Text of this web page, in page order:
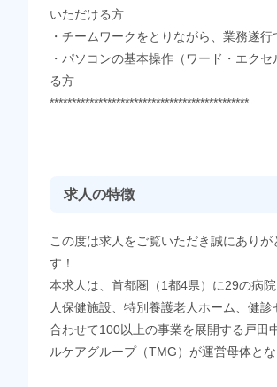
いただける方
・チームワークをとりながら、業務遂行
・パソコンの基本操作（ワード・エク
る方
*********************************************
求人の特徴
この度は求人をご覧いただき誠にありが
す！
本求人は、首都圏（1都4県）に29の病
人保健施設、特別養護老人ホーム、健
合わせて100以上の事業を展開する戸田
ルケアグループ（TMG）が運営母体とな